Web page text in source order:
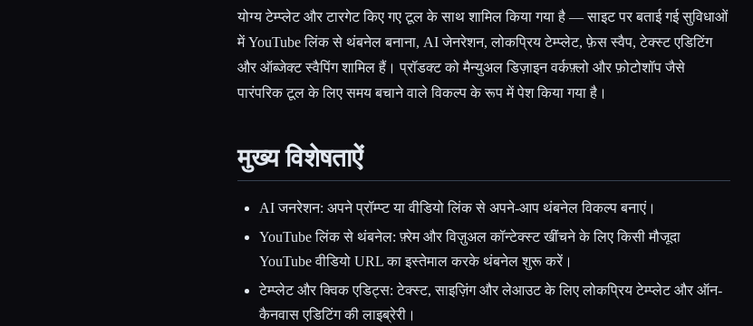
योग्य टेम्प्लेट और टारगेट किए गए टूल के साथ शामिल किया गया है — साइट पर बताई गई सुविधाओं
में YouTube लिंक से थंबनेल बनाना, AI जेनरेशन, लोकप्रिय टेम्प्लेट, फ़ेस स्वैप, टेक्स्ट एडिटिंग
और ऑब्जेक्ट स्वैपिंग शामिल हैं। प्रॉडक्ट को मैन्युअल डिज़ाइन वर्कफ़्लो और फ़ोटोशॉप जैसे
पारंपरिक टूल के लिए समय बचाने वाले विकल्प के रूप में पेश किया गया है।
मुख्य विशेषताऐं
AI जनरेशन: अपने प्रॉम्प्ट या वीडियो लिंक से अपने-आप थंबनेल विकल्प बनाएं।
YouTube लिंक से थंबनेल: फ़्रेम और विज़ुअल कॉन्टेक्स्ट खींचने के लिए किसी मौजूदा
YouTube वीडियो URL का इस्तेमाल करके थंबनेल शुरू करें।
टेम्प्लेट और क्विक एडिट्स: टेक्स्ट, साइज़िंग और लेआउट के लिए लोकप्रिय टेम्प्लेट और ऑन-
कैनवास एडिटिंग की लाइब्रेरी।